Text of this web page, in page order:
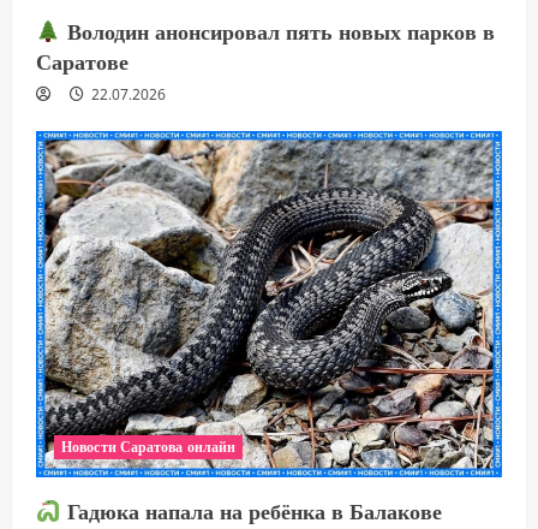
Володин анонсировал пять новых парков в
Саратове
22.07.2026
Новости Саратова онлайн
Гадюка напала на ребёнка в Балакове